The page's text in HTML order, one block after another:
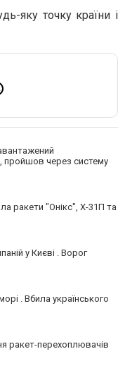
яку точку країни і
пройшов через систему
ракети "Онікс", Х-31П та
у Києві . Ворог
. Вбила українського
ракет-перехоплювачів